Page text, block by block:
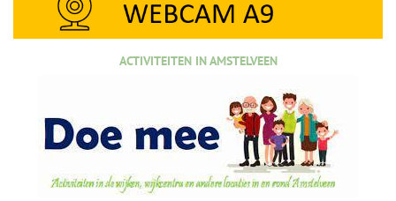
ACTIVITEITEN IN AMSTELVEEN